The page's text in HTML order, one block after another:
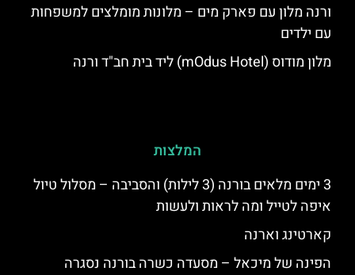
ורנה מלון עם פארק מים – מלונות מומלצים למשפחות
עם ילדים
מלון מודוס (mOdus Hotel) ליד בית חב"ד ורנה
המלצות
3 ימים מלאים בורנה (3 לילות) והסביבה – מסלול טיול
איפה לטייל ומה לראות ולעשות
קארטינג וארנה
הפינה של מיכאל – מסעדה כשרה בורנה נסגרה